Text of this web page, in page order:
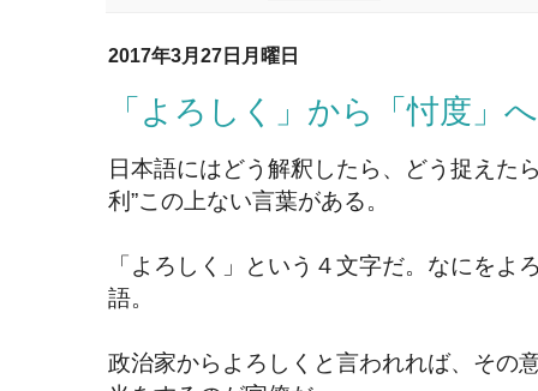
2017年3月27日月曜日
「よろしく」から「忖度」へ
日本語にはどう解釈したら、どう捉えた
利”この上ない言葉がある。
「よろしく」という４文字だ。なにをよ
語。
政治家からよろしくと言われれば、その